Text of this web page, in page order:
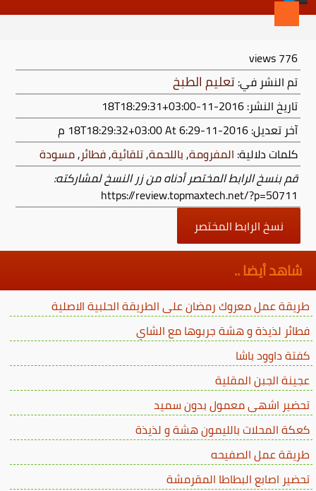
776
views
تم النشر في:تعليم الطبخ
تاريخ النشر: 2016-11-18T18:29:31+03:00
آخر تعديل:2016-11-18T18:29:32+03:00
At 6:29 م
كلمات دلالية: المفرومة,باللحمة,تلقائية,فطائر,مسودة
قم بنسخ الرابط المختصر أدناه من زر النسخ لمشاركته:
https://review.topmaxtech.net/?p=50711
نسخ الرابط المختصر
شاهد أيضا ..
طريقة عمل معروك رمضان على الطريقة الحلبية الاصلية
فطائر لذيذة و هشة جربوها مع الشاي
كفتة داوود باشا
عجينة الجبن المقلية
تحضير اشهى معمول بدون سميد
كعكة المحلات بالليمون هشة و لذيذة
طريقة عمل الصفيحه
تحضير اصابع البطاطا المقرمشة